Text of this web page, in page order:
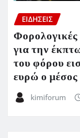
ΕΙΔΗΣΕΙΣ
για την
του φόρου
ευρώ ο
kimiforum